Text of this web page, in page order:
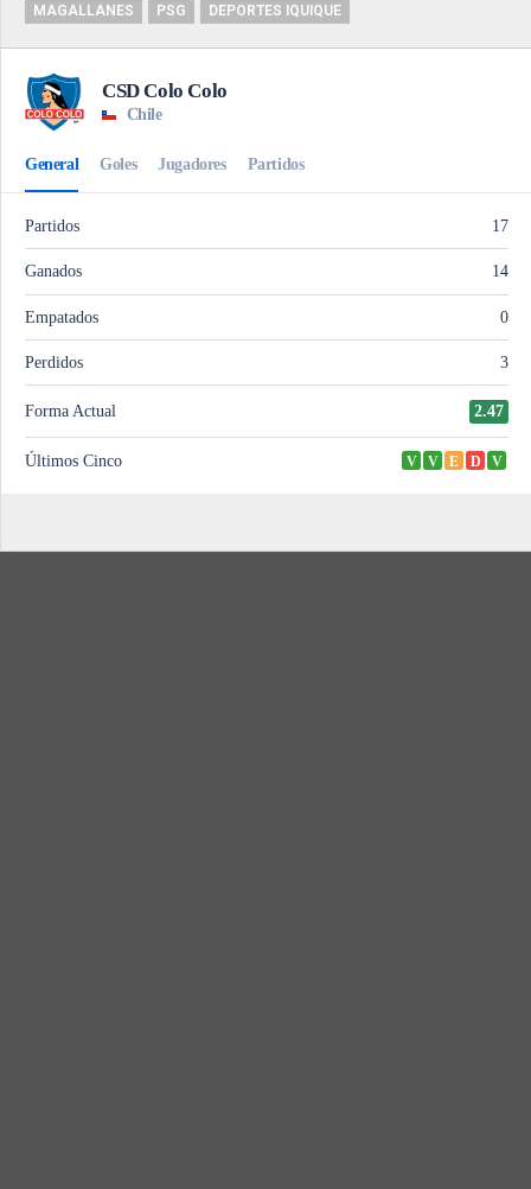
MAGALLANES
PSG DEPORTES IQUIQUE